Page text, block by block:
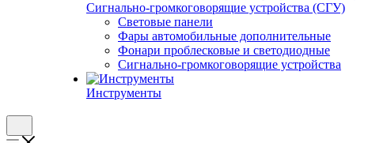
Сигнально-громкоговорящие устройства (СГУ)
Световые панели
Фары автомобильные дополнительные
Фонари проблесковые и светодиодные
Сигнально-громкоговорящие устройства
Инструменты